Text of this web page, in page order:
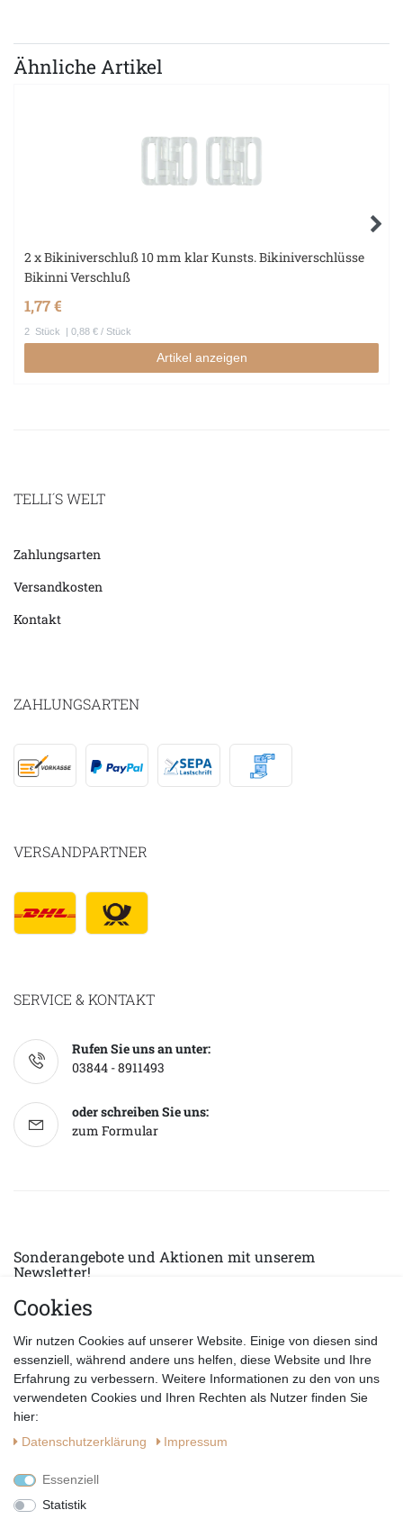
Ähnliche Artikel
2 x Bikiniverschluß 10 mm klar Kunsts. Bikiniverschlüsse
Bikinni Verschluß
1,77 €
2 Stück | 0,88 € / Stück
Artikel anzeigen
TELLI´S WELT
Zahlungsarten
Versandkosten
Kontakt
ZAHLUNGSARTEN
VERSANDPARTNER
SERVICE & KONTAKT
Rufen Sie uns an unter:
03844 - 8911493
oder schreiben Sie uns:
zum Formular
Sonderangebote und Aktionen mit unserem
Newsletter!
E-MAIL *
Datenschutzerklärung
Cookies
Wir nutzen Cookies auf unserer Website. Einige von diesen sind
essenziell, während andere uns helfen, diese Website und Ihre
Erfahrung zu verbessern. Weitere Informationen zu den von uns
verwendeten Cookies und Ihren Rechten als Nutzer finden Sie
hier:
Daten­schutz­erklärung
Impressum
Essenziell
Statistik